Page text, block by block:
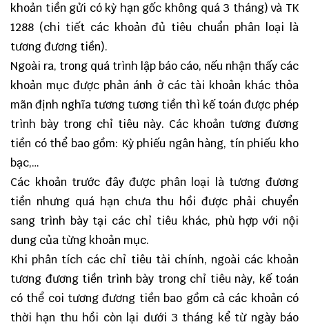
khoản tiền gửi có kỳ hạn gốc không quá 3 tháng) và TK
1288 (chi tiết các khoản đủ tiêu chuẩn phân loại là
tương đương tiền).
Ngoài ra, trong quá trình lập báo cáo, nếu nhận thấy các
khoản mục được phản ánh ở các tài khoản khác thỏa
mãn định nghĩa tương tương tiền thì kế toán được phép
trình bày trong chỉ tiêu này. Các khoản tương đương
tiền có thể bao gồm: Kỳ phiếu ngân hàng, tín phiếu kho
bạc,…
Các khoản trước đây được phân loại là tương đương
tiền nhưng quá hạn chưa thu hồi được phải chuyển
sang trình bày tại các chỉ tiêu khác, phù hợp với nội
dung của từng khoản mục.
Khi phân tích các chỉ tiêu tài chính, ngoài các khoản
tương đương tiền trình bày trong chỉ tiêu này, kế toán
có thể coi tương đương tiền bao gồm cả các khoản có
thời hạn thu hồi còn lại dưới 3 tháng kể từ ngày báo